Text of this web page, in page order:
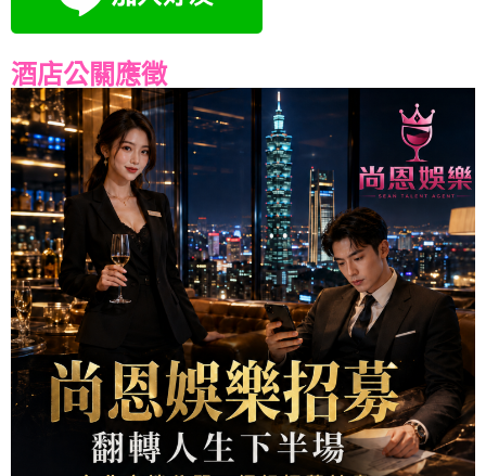
酒店公關應徵